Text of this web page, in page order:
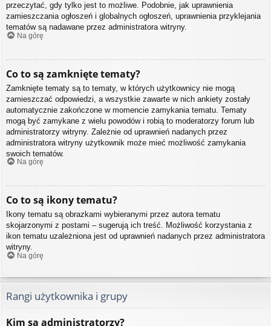
przeczytać, gdy tylko jest to możliwe. Podobnie, jak uprawnienia
zamieszczania ogłoszeń i globalnych ogłoszeń, uprawnienia przyklejania
tematów są nadawane przez administratora witryny.
Na górę
Co to są zamknięte tematy?
Zamknięte tematy są to tematy, w których użytkownicy nie mogą
zamieszczać odpowiedzi, a wszystkie zawarte w nich ankiety zostały
automatycznie zakończone w momencie zamykania tematu. Tematy
mogą być zamykane z wielu powodów i robią to moderatorzy forum lub
administratorzy witryny. Zależnie od uprawnień nadanych przez
administratora witryny użytkownik może mieć możliwość zamykania
swoich tematów.
Na górę
Co to są ikony tematu?
Ikony tematu są obrazkami wybieranymi przez autora tematu
skojarzonymi z postami – sugerują ich treść. Możliwość korzystania z
ikon tematu uzależniona jest od uprawnień nadanych przez administratora
witryny.
Na górę
Rangi użytkownika i grupy
Kim są administratorzy?